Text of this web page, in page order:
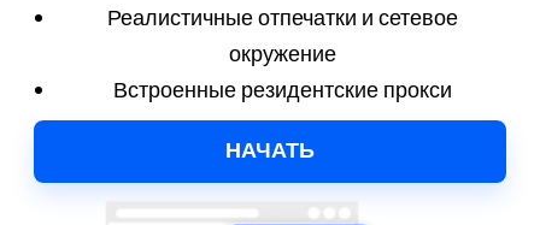
Реалистичные отпечатки и сетевое
окружение
Встроенные резидентские прокси
НАЧАТЬ